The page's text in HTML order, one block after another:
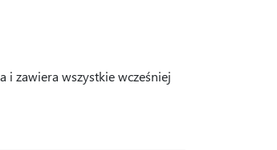
i zawiera wszystkie wcześniej